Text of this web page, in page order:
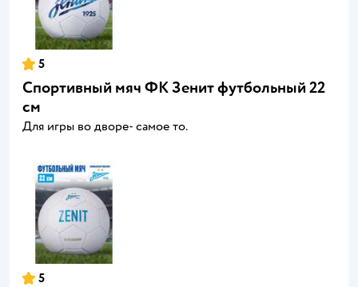
5
Спортивный мяч ФК Зенит футбольный 22
см
Для игры во дворе- самое то.
5